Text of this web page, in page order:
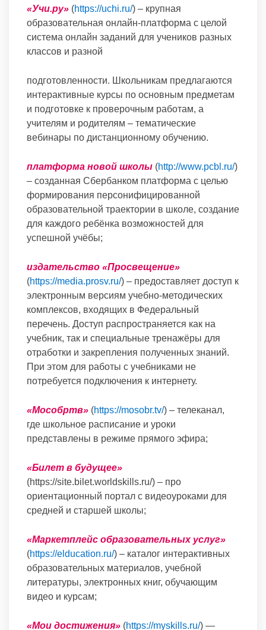
«Учи.ру» (https://uchi.ru/) – крупная
образовательная онлайн-платформа с целой
система онлайн заданий для учеников разных
классов и разной
подготовленности. Школьникам предлагаются
интерактивные курсы по основным предметам
и подготовке к проверочным работам, а
учителям и родителям – тематические
вебинары по дистанционному обучению.
платформа новой школы (http://www.pcbl.ru/)
– созданная Сбербанком платформа с целью
формирования персонифицированной
образовательной траектории в школе, создание
для каждого ребёнка возможностей для
успешной учёбы;
издательство «Просвещение»
(https://media.prosv.ru/) – предоставляет доступ к
электронным версиям учебно-методических
комплексов, входящих в Федеральный
перечень. Доступ распространяется как на
учебник, так и специальные тренажёры для
отработки и закрепления полученных знаний.
При этом для работы с учебниками не
потребуется подключения к интернету.
«Мособртв» (https://mosobr.tv/) – телеканал,
где школьное расписание и уроки
представлены в режиме прямого эфира;
«Билет в будущее»
(https://site.bilet.worldskills.ru/) – про
ориентационный портал с видеоуроками для
средней и старшей школы;
«Маркетплейс образовательных услуг»
(https://elducation.ru/) – каталог интерактивных
образовательных материалов, учебной
литературы, электронных книг, обучающим
видео и курсам;
«Мои достижения» (https://myskills.ru/) —